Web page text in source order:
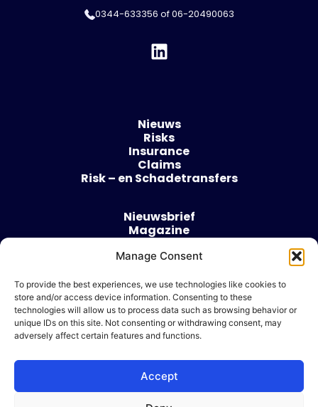
Manage Consent
To provide the best experiences, we use technologies like cookies to
store and/or access device information. Consenting to these
technologies will allow us to process data such as browsing behavior or
unique IDs on this site. Not consenting or withdrawing consent, may
adversely affect certain features and functions.
Accept
0344-633356 of06-20490063
Nieuws
Risks
Insurance
Claims
Risk – en Schadetransfers
Nieuwsbrief
Magazine
Over
Algemene voorwaarden
Cookie beleid
Ik wil adverteren